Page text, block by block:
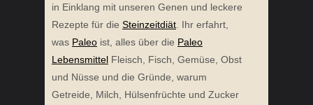
in Einklang mit unseren Genen und leckere
Rezepte für die Steinzeitdiät . Ihr erfahrt,
was Paleo ist, alles über die Paleo
Lebensmittel Fleisch, Fisch, Gemüse, Obst
und Nüsse und die Gründe, warum
Getreide, Milch, Hülsenfrüchte und Zucker